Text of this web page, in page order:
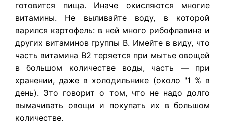
готовится пища. Иначе окисляются многие
витамины. Не выливайте воду, в которой
варился картофель: в ней много рибофлавина и
других витаминов группы В. Имейте в виду, что
часть витамина В2 теряется при мытье овощей
в большом количестве воды, часть — при
хранении, даже в холодильнике (около "1 % в
день). Это говорит о том, что не надо долго
вымачивать овощи и покупать их в большом
количестве.